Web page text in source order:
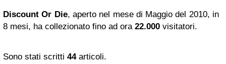
Discount Or Die, aperto nel mese di Maggio del 2010, in
8 mesi, ha collezionato fino ad ora 22.000 visitatori.
Sono stati scritti 44articoli.